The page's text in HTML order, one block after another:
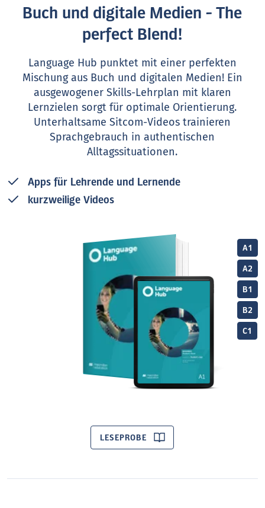
A1
A2
B1
B2
C1
LESEPROBE
Buch und digitale Medien - The
perfect Blend!
Language Hub punktet mit einer perfekten
Mischung aus Buch und digitalen Medien! Ein
ausge­wogener Skills-Lehrplan mit klaren
Lernzielen sorgt für optimale Orien­tierung.
Unterhaltsame Sitcom-Videos trainieren
Sprachgebrauch in authentischen
Alltagssituationen.
Apps für Lehrende und Lernende
kurzweilige Videos